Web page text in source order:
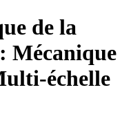
de la
Mécanique
échelle